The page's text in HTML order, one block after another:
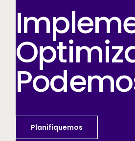
Planifiquemos